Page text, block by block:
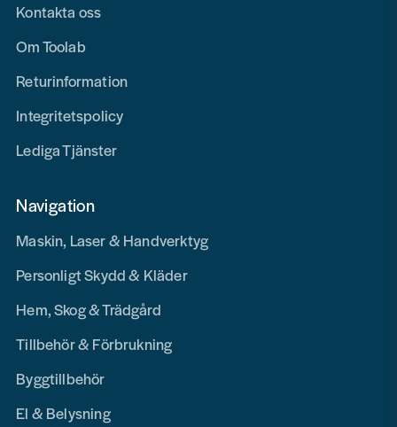
Kontakta oss
Om Toolab
Returinformation
Integritetspolicy
Lediga Tjänster
Navigation
Maskin, Laser & Handverktyg
Personligt Skydd & Kläder
Hem, Skog & Trädgård
Tillbehör & Förbrukning
Byggtillbehör
El & Belysning